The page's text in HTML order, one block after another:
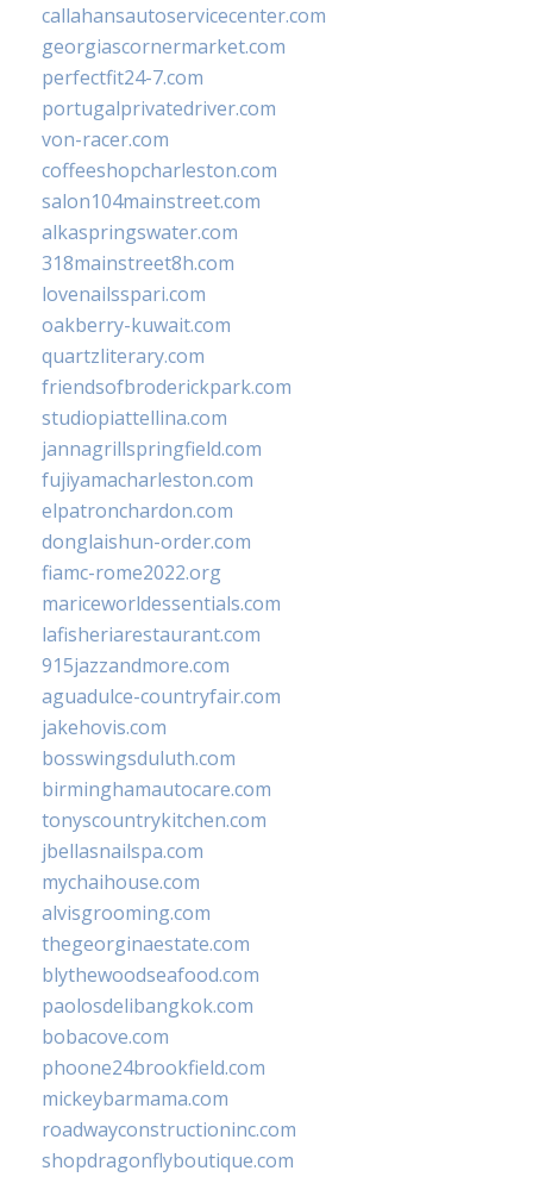
callahansautoservicecenter.com
georgiascornermarket.com
perfectfit24-7.com
portugalprivatedriver.com
von-racer.com
coffeeshopcharleston.com
salon104mainstreet.com
alkaspringswater.com
318mainstreet8h.com
lovenailsspari.com
oakberry-kuwait.com
quartzliterary.com
friendsofbroderickpark.com
studiopiattellina.com
jannagrillspringfield.com
fujiyamacharleston.com
elpatronchardon.com
donglaishun-order.com
fiamc-rome2022.org
mariceworldessentials.com
lafisheriarestaurant.com
915jazzandmore.com
aguadulce-countryfair.com
jakehovis.com
bosswingsduluth.com
birminghamautocare.com
tonyscountrykitchen.com
jbellasnailspa.com
mychaihouse.com
alvisgrooming.com
thegeorginaestate.com
blythewoodseafood.com
paolosdelibangkok.com
bobacove.com
phoone24brookfield.com
mickeybarmama.com
roadwayconstructioninc.com
shopdragonflyboutique.com